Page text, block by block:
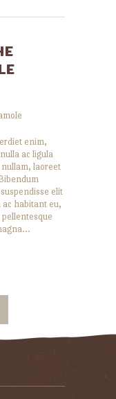
enim,
ac ligula
nullam, laoreet
elit
habitant eu,